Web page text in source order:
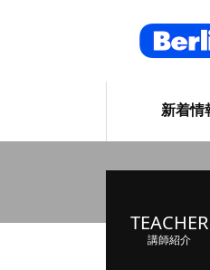
新着情
TEACHER
講師紹介